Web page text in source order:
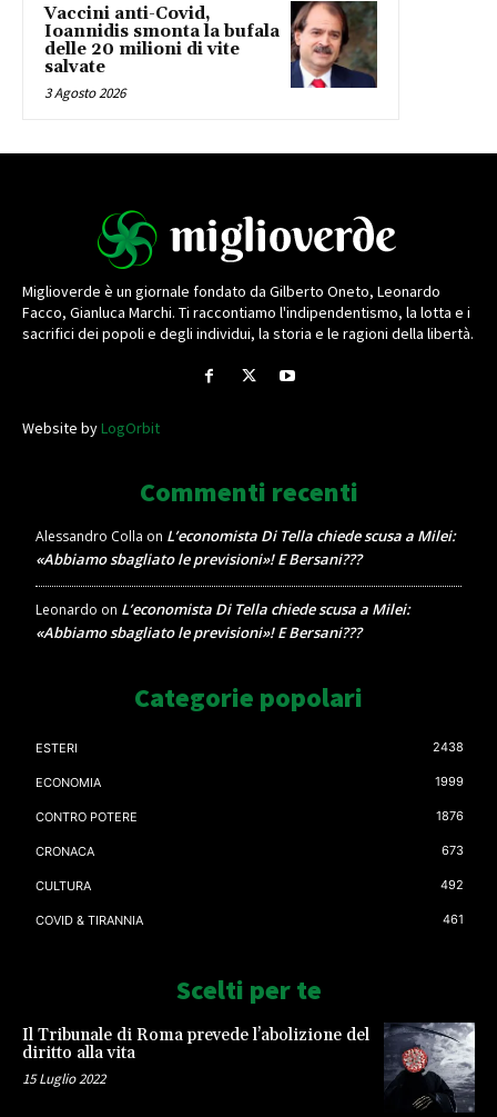
Vaccini anti-Covid,
Ioannidis smonta la bufala
delle 20 milioni di vite
salvate
3 Agosto 2026
Miglioverde è un giornale fondato da Gilberto Oneto, Leonardo
Facco, Gianluca Marchi. Ti raccontiamo l'indipendentismo, la lotta e i
sacrifici dei popoli e degli individui, la storia e le ragioni della libertà.
Website byLogOrbit
Commenti recenti
Alessandro Colla on L’economista Di Tella chiede scusa a Milei:
«Abbiamo sbagliato le previsioni»! E Bersani???
Leonardo on L’economista Di Tella chiede scusa a Milei:
«Abbiamo sbagliato le previsioni»! E Bersani???
Categorie popolari
ESTERI 2438
ECONOMIA 1999
CONTRO POTERE 1876
CRONACA 673
CULTURA 492
COVID & TIRANNIA 461
Scelti per te
Il Tribunale di Roma prevede l’abolizione del
diritto alla vita
15 Luglio 2022